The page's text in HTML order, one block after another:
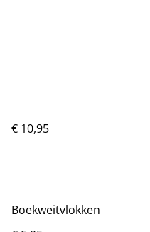
€ 10,95
Boekweitvlokken